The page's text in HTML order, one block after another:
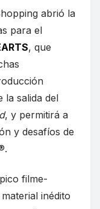
abrió la
para el
, que
la salida del
, y permitirá a
y desafíos de
filme-
inédito